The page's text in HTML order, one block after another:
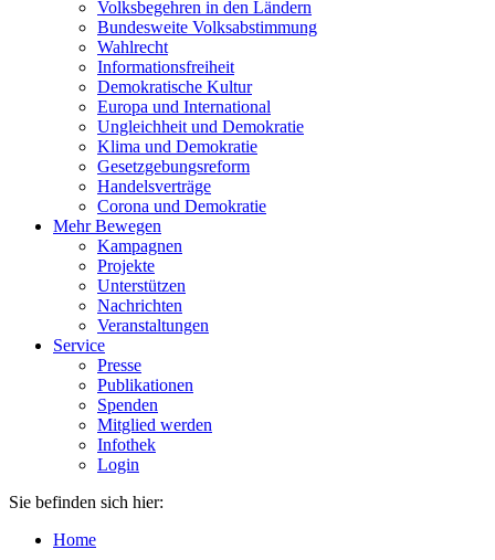
Volksbegehren in den Ländern
Bundesweite Volksabstimmung
Wahlrecht
Informationsfreiheit
Demokratische Kultur
Europa und International
Ungleichheit und Demokratie
Klima und Demokratie
Gesetzgebungsreform
Handelsverträge
Corona und Demokratie
Mehr Bewegen
Kampagnen
Projekte
Unterstützen
Nachrichten
Veranstaltungen
Service
Presse
Publikationen
Spenden
Mitglied werden
Infothek
Login
Sie befinden sich hier:
Home